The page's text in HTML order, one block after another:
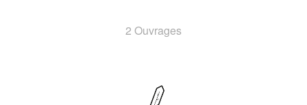
2 Ouvrages